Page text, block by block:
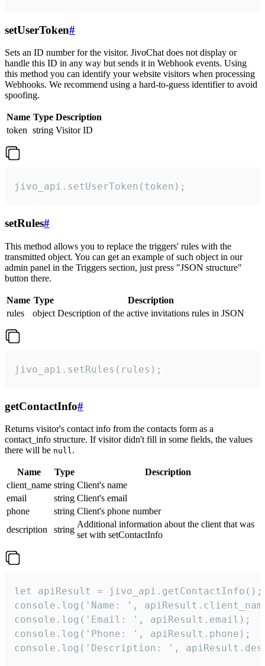
setUserToken#
Sets an ID number for the visitor. JivoChat does not display or
handle this ID in any way but sends it in Webhook events. Using
this method you can identify your website visitors when processing
Webhooks. We recommend using a hard-to-guess identifier to avoid
spoofing.
Name Type Description
token string Visitor ID
jivo_api.setUserToken(token);
setRules#
This method allows you to replace the triggers' rules with the
transmitted object. You can get an example of such object in our
admin panel in the Triggers section, just press "JSON structure"
button there.
Name Type
Description
rules
object Description of the active invitations rules in JSON
jivo_api.setRules(rules);
getContactInfo#
Returns visitor's contact info from the contacts form as a
contact_info structure. If visitor didn't fill in some fields, the values
there will be null.
Name Type
Description
client_name string Client's name
email
string Client's email
phone
string Client's phone number
description
string
Additional information about the client that was
set with setContactInfo
let apiResult = jivo_api.getContactInfo();
console.log('Name: ',
console.log('Email: ', apiResult.email);
console.log('Phone: ', apiResult.phone);
console.log('Description: ',